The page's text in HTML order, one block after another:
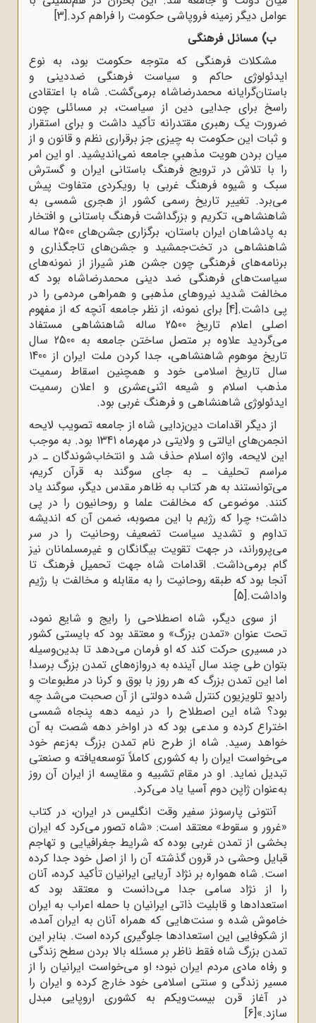
عوامل دیگر زمینه فروپاشی حکومت را فراهم کرد.[3]
ب) مسائل فرهنگی
مشکلات فرهنگی که متوجه حکومت بود، به نوع
ایدئولوژی حاکم و سیاست فرهنگی ضددینی و
باستان‌گرایانه محمدرضاشاه برمی‌گشت. شاه با اعتقادی
راسخ برای جدایی دین از سیاست، بر مسائلی چون
ضرورت یک رهبری مقتدرانه تأکید داشت و برای استقرار
و ثبات این حکومت به چیزی جز برقراری نظم و قانون و از
میان بردن هویت مذهبیِ جامعه نمی‌اندیشید. او این امر
را با تلاش در ترویج فرهنگ باستانی ایران و گسترش
سبک و شیوه فرهنگ غربی با رویکردی متفاوت پیش
می‌برد. تغییر تاریخ رسمی کشور از هجری شمسی به
شاهنشاهی، تکریم و بزرگداشت فرهنگ باستانی و افتخار
به پادشاهان ایران باستان، برگزاری جشن‌های 2500 ساله
شاهنشاهی در تخت‌جمشید و جشن‌های تاجگذاری و
برنامه‌های فرهنگی چون جشن هنر شیراز از نمونه‌های
سیاست‌های فرهنگی ضد دینی محمدرضاشاه بود که
مخالفت شدید نیروهای مذهبی و همراهی مردمی را در
پی داشت.[4]
برای نمونه، از نظر جامعه آنچه که از مفهوم
اصلی اعلام تاریخ 2500 ساله شاهنشاهی مستفاد
می‌گردید علاوه بر متصل ساختن جامعه به 2500 سال
تاریخ موهوم شاهنشاهی، جدا کردن ملت ایران از 1400
سال تاریخ اسلامی خود و همچنین اسقاط رسمیت
مذهب اسلام و شیعه اثنی‌عشری و اعلان رسمیت
ایدئولوژی شاهنشاهی و فرهنگ غربی بود.
از دیگر اقدامات دین‌زدایی شاه از جامعه تصویب لایحه
انجمن‌های ایالتی و ولایتی در مهرماه 1341 بود. به موجب
این لایحه، واژه اسلام حذف شد و انتخاب‌شوندگان ـ در
مراسم تحلیف ـ به جای سوگند به قرآن کریم،
می‌توانستند به هر کتاب به ظاهر مقدس دیگر، سوگند یاد
کنند. موضوعی که مخالفت علما و روحانیون را در پی
داشت؛ چرا که رژیم با این مصوبه، ضمن آن‌ که اندیشه
تداوم و تشدید سیاست تضعیف روحانیت را در سر
می‌پروراند، در جهت تقویت بیگانگان و غیرمسلمانان نیز
گام برمی‌داشت. اقدامات شاه جهت تحمیل فرهنگ تا
آنجا بود که طبقه روحانیت را به مقابله و مخالفت با رژیم
واداشت.[5]
از سوی دیگر، شاه اصطلاحی را رایج و شایع نمود،
تحت ‌عنوان «تمدن بزرگ» و معتقد بود که بایستی کشور
در مسیری حرکت کند که او فرمان می‌دهد تا بدین‌وسیله
بتوان طی چند سال آینده به دروازه‌های تمدن بزرگ برسد!
اما این تمدن بزرگ که هر روز با بوق و کرنا در مطبوعات و
رادیو تلویزیون کنترل‌ شده دولتی از آن صحبت می‌شد چه
بود؟ شاه این اصطلاح را در نیمه دهه پنجاه شمسی
اختراع کرده و مدعی بود که در اواخر دهه شصت به آن
خواهد رسید. شاه از طرح نام تمدن بزرگ به‌زعم خود
می‌خواست ایران را به کشوری کاملاً توسعه‌یافته و صنعتی
تبدیل نماید. او در مقام تشبیه و مقایسه از ایران آن روز
به‌عنوان ژاپن دوم آسیا یاد می‌کرد.
آنتونی پارسونز سفیر وقت انگلیس در ایران، در کتاب
«غرور و سقوط» معتقد است: «شاه تصور می‌کرد که ایران
بخشی از تمدن غربی بوده که شرایط جغرافیایی و تهاجم
قبایل وحشی در قرون گذشته آن را از اصل خود جدا کرده
است. شاه همواره بر نژاد آریایی ایرانیان تأکید کرده، آنان
را از نژاد سامی جدا می‌دانست و معتقد بود که
استعدادها و قابلیت ذاتی ایرانیان با حمله اعراب به ایران
خاموش شده و سنت‌هایی که همراه آنان به ایران آمده،
از شکوفایی این استعدادها جلوگیری کرده است. بنابر این
تمدن بزرگ شاه فقط ناظر بر مسئله بالا بردن سطح زندگی
و رفاه مادی مردم ایران نبود؛ او می‌خواست ایرانیان را از
مسیر زندگی و سنتی اسلامی خود خارج کرده و ایران را
در آغاز قرن بیست‌ویکم به کشوری اروپایی مبدل
سازد.»[6]